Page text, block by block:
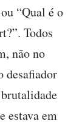
“Qual é o
Todos
não no
desafiador
estava em